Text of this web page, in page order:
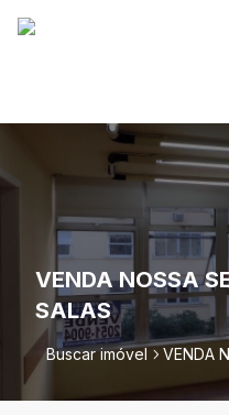
VENDA NOSSA
SALAS
Buscar imóvel VENDA